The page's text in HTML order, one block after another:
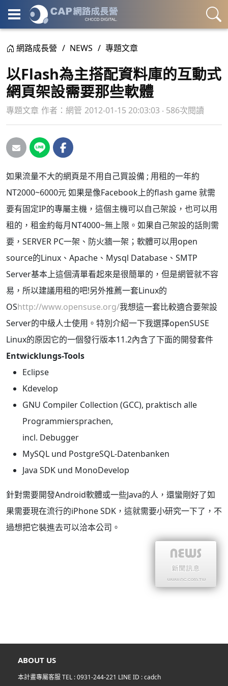
網路成長營 NEWS 專題文章
以Flash為主搭配資料庫的互動式
網頁架設需要那些軟體
專題文章 作者： 網管 2012-01-15 20:03:03 ‧ 586次閱讀
如果流量不大的網頁是不用自己買設備 ; 用租的一年約
NT2000~6000元如果是像Facebook上的flash game 就需
要有固定IP的專屬主機，這個主機可以自己架設，也可以用
租的，租金約每月NT4000~無上限。 如果自己架設的話則需
要，SERVER PC一架、防火牆一架；軟體可以用open
source的Linux、Apache、Mysql Database、SMTP
Server基本上這個清單看起來是很簡單的，但是網管就不容
易，所以建議用租的吧!另外推薦一套Linux的
OShttp://www.opensuse.org/我想這一套比較適合要架設
Server的中級人士使用。 特別介紹一下我選擇openSUSE
Linux的原因它的一個發行版本11.2內含了下面的開發套件
Entwicklungs-Tools
Eclipse
Kdevelop
GNU Compiler Collection (GCC), praktisch alle
Programmiersprachen,
incl. Debugger
MySQL und PostgreSQL-Datenbanken
Java SDK und MonoDevelop
針對需要開發Android軟體或一些Java的人，還蠻剛好了如
果需要現在流行的iPhone SDK，這就需要小研究一下了，不
過想把它裝進去可以洽本公司。
ABOUT US
本計畫專屬客服 TEL :0931-244-221 LINE ID :cadch